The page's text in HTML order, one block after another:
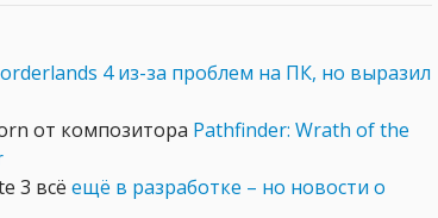
4 из-за проблем на ПК, но выразил
от композитора Pathfinder: Wrath of the
3 всё ещё в разработке – но новости о